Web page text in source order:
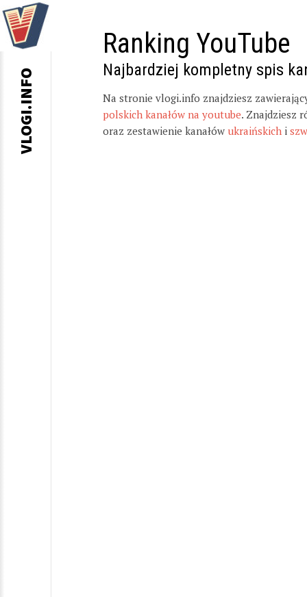
Ranking YouTube
Najbardziej kompletny spis
Na stronie vlogi.info znajdziesz
polskich kanałów na youtube. Znajdziesz
oraz zestawienie kanałów ukraińskich i
VLOGI.INFO